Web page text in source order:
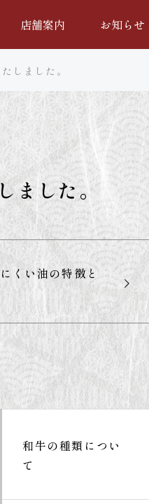
店舗案内 お知らせ
しました。
ました。
くい油の特徴と
和牛の種類につい
て